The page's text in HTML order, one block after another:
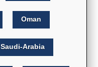
Oman
Saudi-Arabia